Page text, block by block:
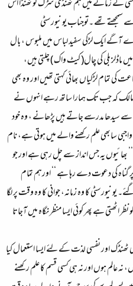
کے زمانے میں ہم ٹھنڈی سڑک کو ٹھنڈا اس
سمجھتے تھے ۔توجناب یونیورسٹی
ایک لڑکی سفید لباس میں ملبوس ، بال
بلی کی چال( کیٹ واک ) چلتی ہیں،
تمام لڑکیاں بھائی کہتی تھیں اور وہ بھی
مالک کہ جب تک ہمارا ساتھ رہے انہوں نے
سے سیدھا مدرسے جاتے ہیں پڑھانے ، وہ خود
سابھی علم رکھنے والے میں ہوتی ہے، نام
بھائیوں یہ جس انداز سے چل رہی ہے اور جو
کی دعوت دے رہا ہے ‘‘ اورہم تمام
کا وہ زمانہ، جوانی کا وہ وقت پر لگا
ہے پھر کوئی ایسا منظر نگاہ میں آجاتا
اور نفسی لذت کے لئے ایسا استعمال کیا
عالم ہوں اور نہ ہی کسی قسم کا علم رکھنے